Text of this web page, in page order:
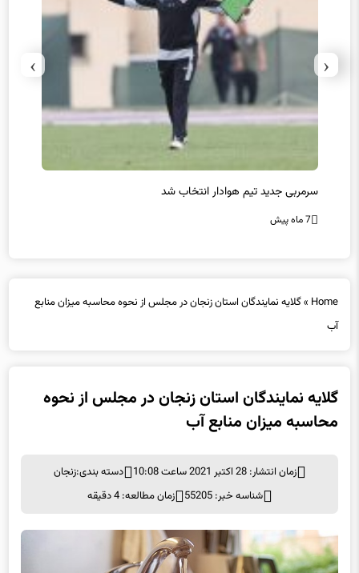
سرمربی جدید تیم هوادار انتخاب شد
7 ماه پیش
آب
محاسبه میزان منابع آب
شناسه خبر: 55205
زمان مطالعه: 4 دقیقه